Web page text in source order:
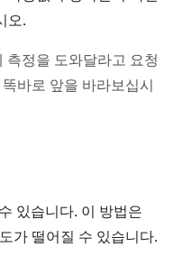
오.
정을 도와달라고 요청
바로 앞을 바라보십시
있습니다. 이 방법은
가 떨어질 수 있습니다.